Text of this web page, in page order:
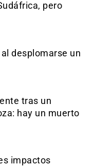
pero
desplomarse un
tras un
hay un muerto
impactos